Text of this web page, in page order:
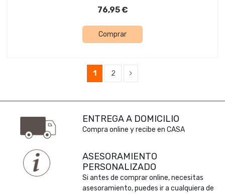
76,95 €
Comprar
1 2
ENTREGA A DOMICILIO
Compra online y recibe en CASA
ASESORAMIENTO
PERSONALIZADO
Si antes de comprar online, necesitas
asesoramiento, puedes ir a cualquiera de